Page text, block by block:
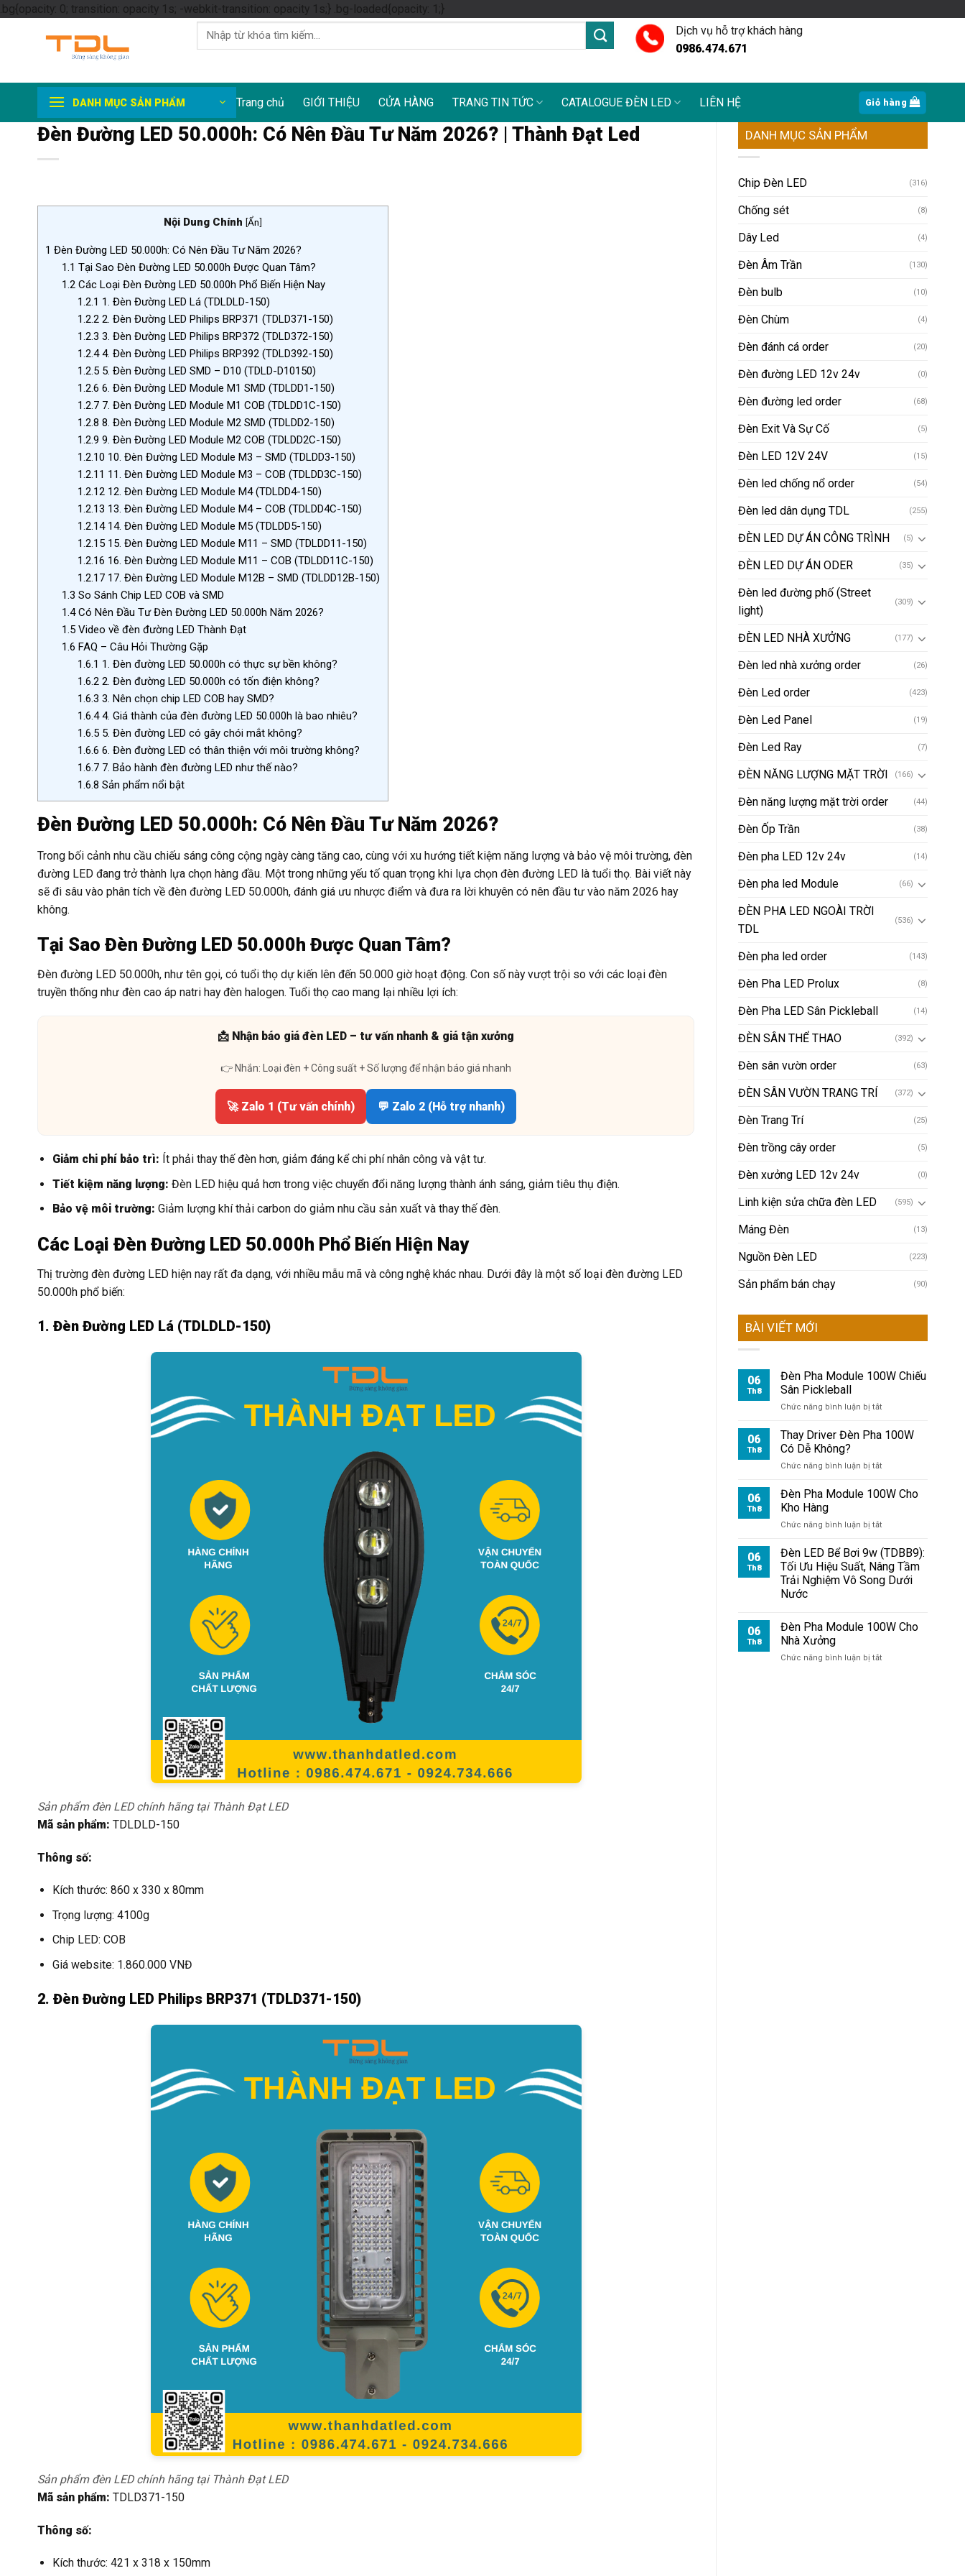
.bg{opacity: 0; transition: opacity 1s; -webkit-transition: opacity 1s;} .bg-loaded{opacity: 1;}Skip
to
Tìm
kiếm:
Dịch vụ hỗ trợ khách hàng
0986.474.671
DANH MỤC SẢN PHẨM Trang chủ GIỚI THIỆU CỬA HÀNG TRANG TIN TỨC CATALOGUE ĐÈN LED LIÊN HỆ Giỏ hàng
Đèn Đường LED 50.000h: Có Nên Đầu Tư Năm 2026? | Thành Đạt Led
Nội Dung Chính [Ẩn]
1 Đèn Đường LED 50.000h: Có Nên Đầu Tư Năm 2026?
1.1 Tại Sao Đèn Đường LED 50.000h Được Quan Tâm?
1.2Các Loại Đèn Đường LED 50.000h Phổ Biến Hiện Nay
1.2.1 1. Đèn Đường LED Lá (TDLDLD-150)
1.2.2 2. Đèn Đường LED Philips BRP371 (TDLD371-150)
1.2.3 3. Đèn Đường LED Philips BRP372 (TDLD372-150)
1.2.44. Đèn Đường LED Philips BRP392 (TDLD392-150)
1.2.5 5. Đèn Đường LED SMD – D10 (TDLD-D10150)
1.2.6 6. Đèn Đường LED Module M1 SMD (TDLDD1-150)
1.2.7 7. Đèn Đường LED Module M1 COB (TDLDD1C-150)
1.2.8 8. Đèn Đường LED Module M2 SMD (TDLDD2-150)
1.2.9 9. Đèn Đường LED Module M2 COB (TDLDD2C-150)
1.2.10 10. Đèn Đường LED Module M3 – SMD (TDLDD3-150)
1.2.11 11. Đèn Đường LED Module M3 – COB (TDLDD3C-150)
1.2.12 12. Đèn Đường LED Module M4 (TDLDD4-150)
1.2.13 13. Đèn Đường LED Module M4 – COB (TDLDD4C-150)
1.2.1414. Đèn Đường LED Module M5 (TDLDD5-150)
1.2.15 15. Đèn Đường LED Module M11 – SMD (TDLDD11-150)
1.2.16 16. Đèn Đường LED Module M11 – COB (TDLDD11C-150)
1.2.17 17. Đèn Đường LED Module M12B – SMD (TDLDD12B-150)
1.3 So Sánh Chip LED COB và SMD
1.4Có Nên Đầu Tư Đèn Đường LED 50.000h Năm 2026?
1.5Video về đèn đường LED Thành Đạt
1.6 FAQ – Câu Hỏi Thường Gặp
1.6.1 1. Đèn đường LED 50.000h có thực sự bền không?
1.6.2 2. Đèn đường LED 50.000h có tốn điện không?
1.6.3 3. Nên chọn chip LED COB hay SMD?
1.6.44. Giá thành của đèn đường LED 50.000h là bao nhiêu?
1.6.5 5. Đèn đường LED có gây chói mắt không?
1.6.6 6. Đèn đường LED có thân thiện với môi trường không?
1.6.7 7. Bảo hành đèn đường LED như thế nào?
1.6.8 Sản phẩm nổi bật
Đèn Đường LED 50.000h: Có Nên Đầu Tư Năm 2026?
Trong bối cảnh nhu cầu chiếu sáng công cộng ngày càng tăng cao, cùng với xu hướng tiết kiệm năng lượng và bảo vệ môi trường, đèn
đường LED đang trở thành lựa chọn hàng đầu. Một trong những yếu tố quan trọng khi lựa chọn đèn đường LED là tuổi thọ. Bài viết này
sẽ đi sâu vào phân tích về đèn đường LED 50.000h, đánh giá ưu nhược điểm và đưa ra lời khuyên có nên đầu tư vào năm 2026 hay
không.
Tại Sao Đèn Đường LED 50.000h Được Quan Tâm?
Đèn đường LED 50.000h, như tên gọi, có tuổi thọ dự kiến lên đến 50.000 giờ hoạt động. Con số này vượt trội so với các loại đèn
truyền thống như đèn cao áp natri hay đèn halogen. Tuổi thọ cao mang lại nhiều lợi ích:
📩 Nhận báo giá đèn LED – tư vấn nhanh & giá tận xưởng
👉 Nhắn: Loại đèn + Công suất + Số lượng để nhận báo giá nhanh
🚀 Zalo 1 (Tư vấn chính) 💬 Zalo 2 (Hỗ trợ nhanh)
Giảm chi phí bảo trì: Ít phải thay thế đèn hơn, giảm đáng kể chi phí nhân công và vật tư.
Tiết kiệm năng lượng: Đèn LED hiệu quả hơn trong việc chuyển đổi năng lượng thành ánh sáng, giảm tiêu thụ điện.
Bảo vệ môi trường: Giảm lượng khí thải carbon do giảm nhu cầu sản xuất và thay thế đèn.
Các Loại Đèn Đường LED 50.000h Phổ Biến Hiện Nay
Thị trường đèn đường LED hiện nay rất đa dạng, với nhiều mẫu mã và công nghệ khác nhau. Dưới đây là một số loại đèn đường LED
50.000h phổ biến:
1. Đèn Đường LED Lá (TDLDLD-150)
Sản phẩm đèn LED chính hãng tại Thành Đạt LED
Mã sản phẩm: TDLDLD-150
Thông số:
Kích thước: 860 x 330 x 80mm
Trọng lượng: 4100g
Chip LED: COB
Giá website: 1.860.000 VNĐ
2. Đèn Đường LED Philips BRP371 (TDLD371-150)
Sản phẩm đèn LED chính hãng tại Thành Đạt LED
Mã sản phẩm: TDLD371-150
Thông số:
Kích thước: 421 x 318 x 150mm
DANH MỤC SẢN PHẨM
Chip Đèn LED (316)
Chống sét (8)
Dây Led (4)
Đèn Âm Trần (130)
Đèn bulb (10)
Đèn Chùm (4)
Đèn đánh cá order (20)
Đèn đường LED 12v 24v (0)
Đèn đường led order (68)
Đèn Exit Và Sự Cố (5)
Đèn LED 12V 24V (15)
Đèn led chống nổ order (54)
Đèn led dân dụng TDL (255)
ĐÈN LED DỰ ÁN CÔNG TRÌNH (5)
ĐÈN LED DỰ ÁN ODER (35)
Đèn led đường phố (Street
light)
(309)
ĐÈN LED NHÀ XƯỞNG (177)
Đèn led nhà xưởng order (26)
Đèn Led order (423)
Đèn Led Panel (19)
Đèn Led Ray (7)
ĐÈN NĂNG LƯỢNG MẶT TRỜI (166)
Đèn năng lượng mặt trời order (44)
Đèn Ốp Trần (38)
Đèn pha LED 12v 24v (14)
Đèn pha led Module (66)
ĐÈN PHA LED NGOÀI TRỜI
TDL
(536)
Đèn pha led order (143)
Đèn Pha LED Prolux (8)
Đèn Pha LED Sân Pickleball (14)
ĐÈN SÂN THỂ THAO (392)
Đèn sân vườn order (63)
ĐÈN SÂN VƯỜN TRANG TRÍ (372)
Đèn Trang Trí (25)
Đèn trồng cây order (5)
Đèn xưởng LED 12v 24v (0)
Linh kiện sửa chữa đèn LED (595)
Máng Đèn (13)
Nguồn Đèn LED (223)
Sản phẩm bán chạy (90)
BÀI VIẾT MỚI
06
Th8
Đèn Pha Module 100W Chiếu
Sân Pickleball
Chức năng bình luận bị tắt
Pha
Pickleball
06
Th8
Thay Driver Đèn Pha 100W
Có Dễ Không?
Chức năng bình luận bị tắt
Driver
Dễ
Không?
06
Th8
Đèn Pha Module 100W Cho
Kho Hàng
Chức năng bình luận bị tắt
Pha
Module
100W
Cho
06
Th8
Đèn LED Bể Bơi 9w (TDBB9):
Tối Ưu Hiệu Suất, Nâng Tầm
Trải Nghiệm Vô Song Dưới
Nước
06
Th8
Đèn Pha Module 100W Cho
Nhà Xưởng
Chức năng bình luận bị tắt